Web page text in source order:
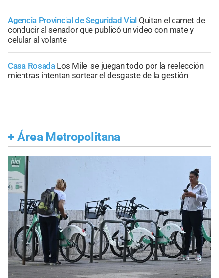
Agencia Provincial de Seguridad Vial Quitan el carnet de
conducir al senador que publicó un video con mate y
celular al volante
Casa Rosada Los Milei se juegan todo por la reelección
mientras intentan sortear el desgaste de la gestión
+ Área Metropolitana